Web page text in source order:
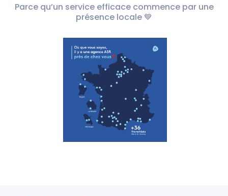
Parce qu’un service efficace commence par une
présence locale 💙